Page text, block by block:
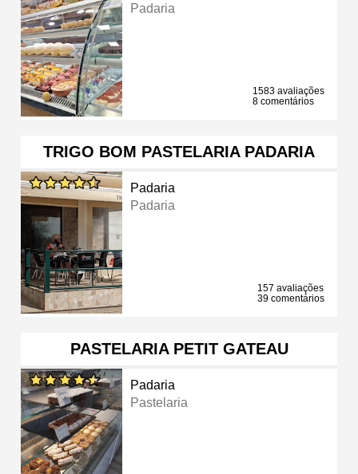
Padaria
1583 avaliações
8 comentários
TRIGO BOM PASTELARIA PADARIA
Padaria
Padaria
157 avaliações
39 comentários
PASTELARIA PETIT GATEAU
Padaria
Pastelaria